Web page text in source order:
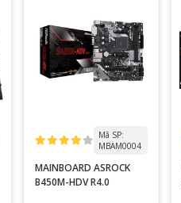
Mã SP:
MBAM0004
MAINBOARD ASROCK
B450M-HDV R4.0